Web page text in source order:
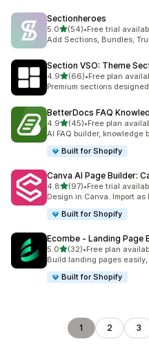
Sectionheroes
5.0별 5개 중
(54)
총 리뷰 54개
•Free trial
Add Sections, Bundles,
Section VSO: Theme
4.9별 5개 중
(66)
총 리뷰 66개
•Free plan
Premium sections
BetterDocs FAQ
4.9별 5개 중
(45)
총 리뷰 45개
•Free plan
AI FAQ builder,
Built for Shopify
Canva AI Page Builder:
4.8별 5개 중
(97)
총 리뷰 97개
•Free trial
Design in Canva. Import
Built for Shopify
Ecombe ‑ Landing Page
5.0별 5개 중
(32)
총 리뷰 32개
•Free plan
Build landing pages
Built for Shopify
1 2 3